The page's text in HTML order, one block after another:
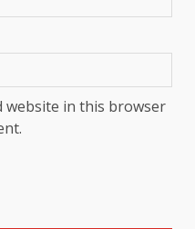
website in this browser